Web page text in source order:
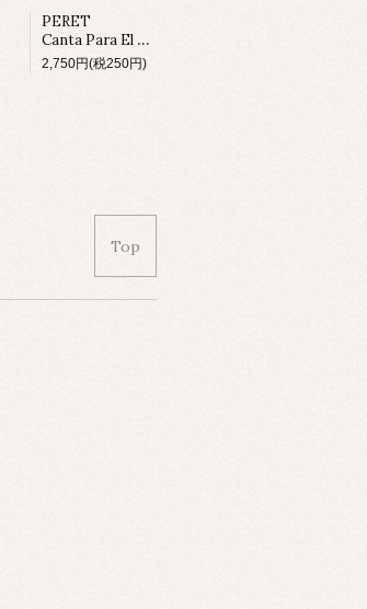
PERET
Canta Para El Cine (LP)
2,750円(税250円)
Top